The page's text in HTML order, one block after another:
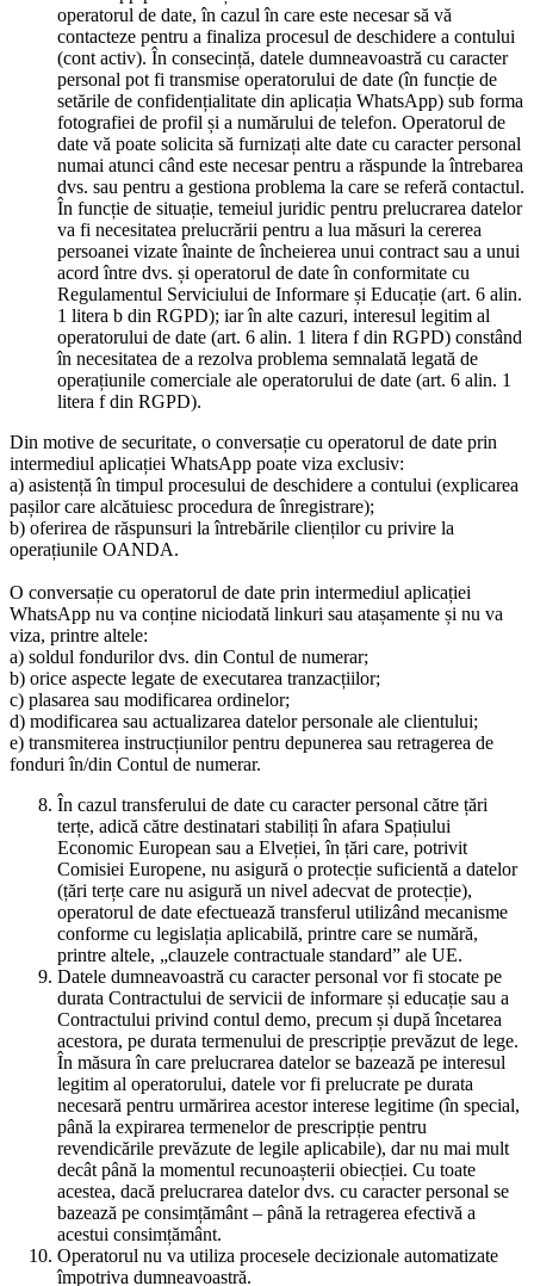
operatorul de date, în cazul în care este necesar să vă
contacteze pentru a finaliza procesul de deschidere a contului
(cont activ). În consecință, datele dumneavoastră cu caracter
personal pot fi transmise operatorului de date (în funcție de
setările de confidențialitate din aplicația WhatsApp) sub forma
fotografiei de profil și a numărului de telefon. Operatorul de
date vă poate solicita să furnizați alte date cu caracter personal
numai atunci când este necesar pentru a răspunde la întrebarea
dvs. sau pentru a gestiona problema la care se referă contactul.
În funcție de situație, temeiul juridic pentru prelucrarea datelor
va fi necesitatea prelucrării pentru a lua măsuri la cererea
persoanei vizate înainte de încheierea unui contract sau a unui
acord între dvs. și operatorul de date în conformitate cu
Regulamentul Serviciului de Informare și Educație (art. 6 alin.
1 litera b din RGPD); iar în alte cazuri, interesul legitim al
operatorului de date (art. 6 alin. 1 litera f din RGPD) constând
în necesitatea de a rezolva problema semnalată legată de
operațiunile comerciale ale operatorului de date (art. 6 alin. 1
litera f din RGPD).
Din motive de securitate, o conversație cu operatorul de date prin
intermediul aplicației WhatsApp poate viza exclusiv:
a) asistență în timpul procesului de deschidere a contului (explicarea
pașilor care alcătuiesc procedura de înregistrare);
b) oferirea de răspunsuri la întrebările clienților cu privire la
operațiunile OANDA.
O conversație cu operatorul de date prin intermediul aplicației
WhatsApp nu va conține niciodată linkuri sau atașamente și nu va
viza, printre altele:
a) soldul fondurilor dvs. din Contul de numerar;
b) orice aspecte legate de executarea tranzacțiilor;
c) plasarea sau modificarea ordinelor;
d) modificarea sau actualizarea datelor personale ale clientului;
e) transmiterea instrucțiunilor pentru depunerea sau retragerea de
fonduri în/din Contul de numerar.
În cazul transferului de date cu caracter personal către țări
terțe, adică către destinatari stabiliți în afara Spațiului
Economic European sau a Elveției, în țări care, potrivit
Comisiei Europene, nu asigură o protecție suficientă a datelor
(țări terțe care nu asigură un nivel adecvat de protecție),
operatorul de date efectuează transferul utilizând mecanisme
conforme cu legislația aplicabilă, printre care se numără,
printre altele, „clauzele contractuale standard” ale UE.
Datele dumneavoastră cu caracter personal vor fi stocate pe
durata Contractului de servicii de informare și educație sau a
Contractului privind contul demo, precum și după încetarea
acestora, pe durata termenului de prescripție prevăzut de lege.
În măsura în care prelucrarea datelor se bazează pe interesul
legitim al operatorului, datele vor fi prelucrate pe durata
necesară pentru urmărirea acestor interese legitime (în special,
până la expirarea termenelor de prescripție pentru
revendicările prevăzute de legile aplicabile), dar nu mai mult
decât până la momentul recunoașterii obiecției. Cu toate
acestea, dacă prelucrarea datelor dvs. cu caracter personal se
bazează pe consimțământ – până la retragerea efectivă a
acestui consimțământ.
Operatorul nu va utiliza procesele decizionale automatizate
împotriva dumneavoastră.